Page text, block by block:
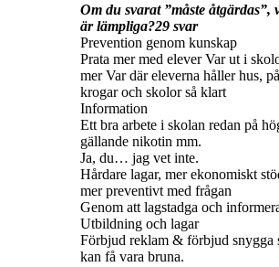
Om du svarat ”måste åtgärdas”,
är lämpliga?29 svar
Prevention genom kunskap
Prata mer med elever Var ut i
mer Var där eleverna håller hus,
krogar och skolor så klart
Information
Ett bra arbete i skolan redan på
gällande nikotin mm.
Ja, du… jag vet inte.
Hårdare lagar, mer ekonomiskt
mer preventivt med frågan
Genom att lagstadga och
Utbildning och lagar
Förbjud reklam & förbjud snygga
kan få vara bruna.